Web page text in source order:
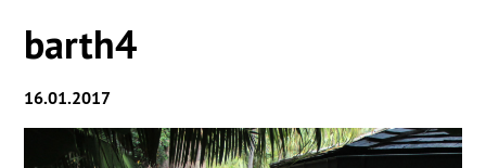
barth4
16.01.2017